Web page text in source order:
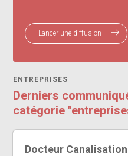
Lancer une diffusion
ENTREPRISES
Derniers
catégorie
Docteur